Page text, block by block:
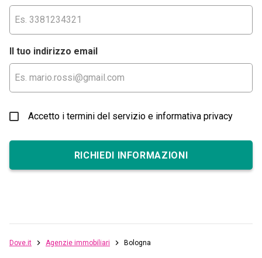
Il tuo indirizzo email
Accetto i termini del servizio e informativa privacy
RICHIEDI INFORMAZIONI
Dove.it Agenzie immobiliari Bologna